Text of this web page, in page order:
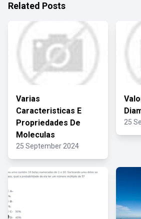
Related Posts
Varias
Caracteristicas E
Propriedades De
Moleculas
25 September 2024
25